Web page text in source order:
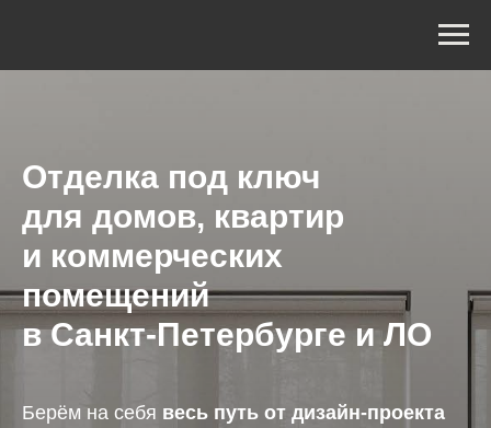
Отделка под ключ
для домов, квартир
и коммерческих
помещений
в Санкт-Петербурге и ЛО
Берём на себя весь путь от дизайн-проекта